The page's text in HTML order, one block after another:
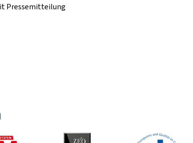
Pressemitteilung